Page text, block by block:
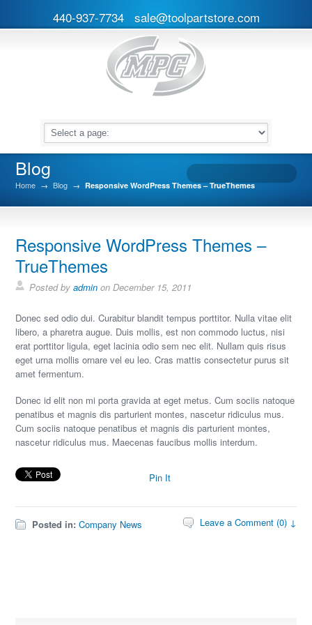
440-937-7734 sale@toolpartstore.com
Blog
Home → Blog → Responsive WordPress Themes – TrueThemes
Responsive WordPress Themes –
TrueThemes
Posted byadmin onDecember 15, 2011
Donec sed odio dui. Curabitur blandit tempus porttitor. Nulla vitae elit
libero, a pharetra augue. Duis mollis, est non commodo luctus, nisi
erat porttitor ligula, eget lacinia odio sem nec elit. Nullam quis risus
eget urna mollis ornare vel eu leo. Cras mattis consectetur purus sit
amet fermentum.
Donec id elit non mi porta gravida at eget metus. Cum sociis natoque
penatibus et magnis dis parturient montes, nascetur ridiculus mus.
Cum sociis natoque penatibus et magnis dis parturient montes,
nascetur ridiculus mus. Maecenas faucibus mollis interdum.
Pin It
Posted in: Company News Leave a Comment (0) ↓